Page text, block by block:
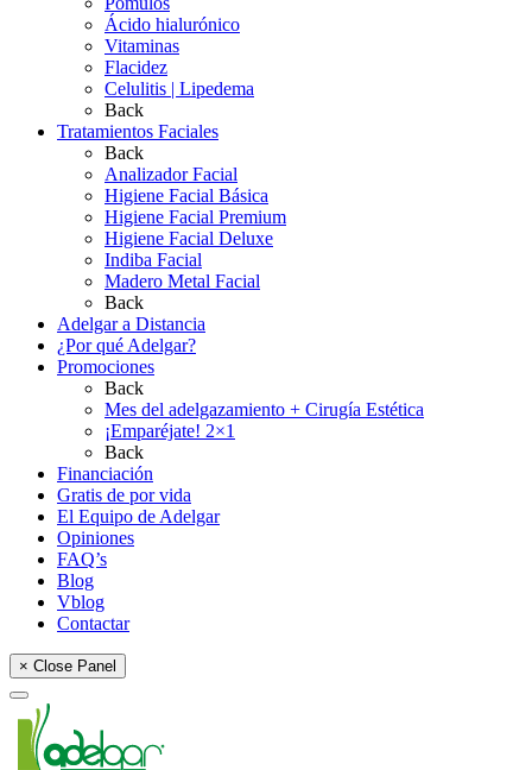
Ácido hialurónico
Vitaminas
Flacidez
Celulitis | Lipedema
Back
Tratamientos Faciales
Back
Analizador Facial
Higiene Facial Básica
Higiene Facial Premium
Higiene Facial Deluxe
Indiba Facial
Madero Metal Facial
Back
Adelgar a Distancia
¿Por qué Adelgar?
Promociones
Back
Mes del adelgazamiento + Cirugía Estética
¡Emparéjate! 2×1
Back
Financiación
Gratis de por vida
El Equipo de Adelgar
Opiniones
FAQ’s
Blog
Vblog
Contactar
× Close Panel